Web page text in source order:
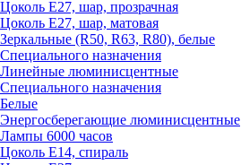
Цоколь Е27, шар, прозрачная
Цоколь Е27, шар, матовая
Зеркальные (R50, R63, R80), белые
Специального назначения
Линейные люминисцентные
Специального назначения
Белые
Энергосберегающие люминисцентные
Лампы 6000 часов
Цоколь Е14, спираль